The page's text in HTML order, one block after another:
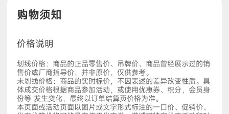
购物须知
价格说明
划线价格：商品的正品零售价、吊牌价、商品曾经展示过的销
售价或厂商指导价，并非原价，仅供参考。
未划线价格：商品的实时标价，不因表述的差异改变性质。具
体成交价格根据商品参加活动，或使用优惠券、积分，会员身
份等 发生变化，最终以订单结算页价格为准。
本页面或活动页面以图片或文字形式标注的一口价、促销价、